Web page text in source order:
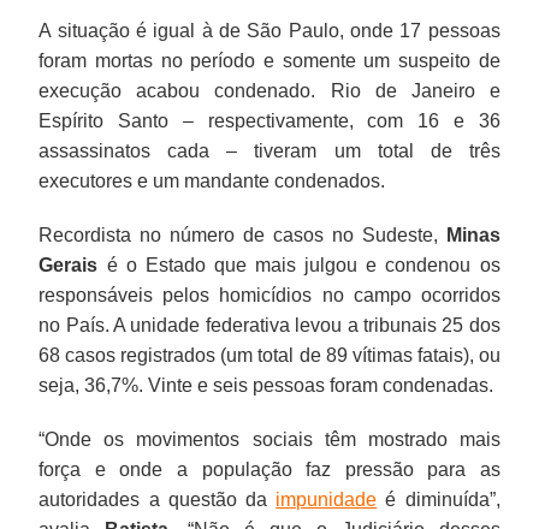
A situação é igual à de São Paulo, onde 17 pessoas
foram mortas no período e somente um suspeito de
execução acabou condenado. Rio de Janeiro e
Espírito Santo – respectivamente, com 16 e 36
assassinatos cada – tiveram um total de três
executores e um mandante condenados.
Recordista no número de casos no Sudeste,
Minas
Gerais é o Estado que mais julgou e condenou os
responsáveis pelos homicídios no campo ocorridos
no País. A unidade federativa levou a tribunais 25 dos
68 casos registrados (um total de 89 vítimas fatais), ou
seja, 36,7%. Vinte e seis pessoas foram condenadas.
“Onde os movimentos sociais têm mostrado mais
força e onde a população faz pressão para as
autoridades a questão da impunidade é diminuída”,